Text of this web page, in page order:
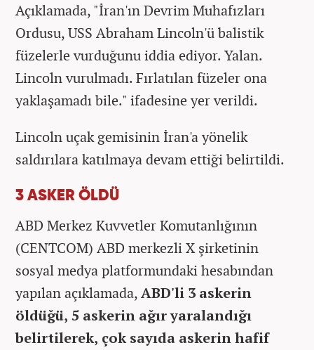
Açıklamada, "İran'ın Devrim Muhafızları
Ordusu, USS Abraham Lincoln'ü balistik
füzelerle vurduğunu iddia ediyor. Yalan.
Lincoln vurulmadı. Fırlatılan füzeler ona
yaklaşamadı bile." ifadesine yer verildi.
Lincoln uçak gemisinin İran'a yönelik
saldırılara katılmaya devam ettiği belirtildi.
3 ASKER ÖLDÜ
ABD Merkez Kuvvetler Komutanlığının
(CENTCOM) ABD merkezli X şirketinin
sosyal medya platformundaki hesabından
yapılan açıklamada,ABD'li 3 askerin
öldüğü, 5 askerin ağır yaralandığı
belirtilerek, çok sayıda askerin hafif